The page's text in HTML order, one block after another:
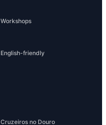
Workshops
English-friendly
Cruzeiros no Douro